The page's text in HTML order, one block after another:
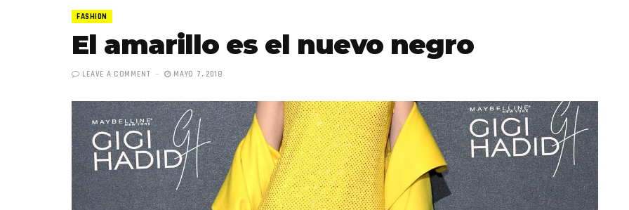
FASHION
El amarillo es el nuevo negro
LEAVE A COMMENT MAYO 7, 2018